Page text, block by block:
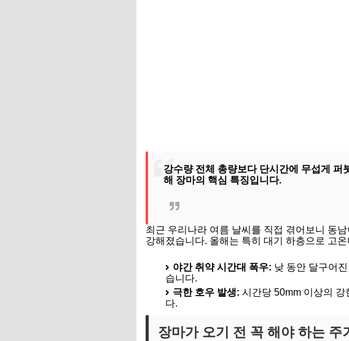
강수량 전체 총량보다 단시간에 무섭게
해 장마의 핵심 특징입니다.
최근 우리나라 여름 날씨를 직접 겪어보니 동
강해졌습니다. 올해는 특히 대기 하층으로 고
야간 취약 시간대 폭우: 낮 동안 달구어
습니다.
극한 호우 발생: 시간당 50mm 이상의 강
다.
장마가 오기 전 꼭 해야 하는